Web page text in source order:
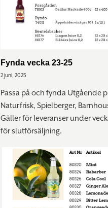
Fynda vecka 23-25
2 juni, 2025
Passa på och fynda Utgående
Naturfrisk, Spielberger,
Gäller för leveranser under
för slutförsäljning.